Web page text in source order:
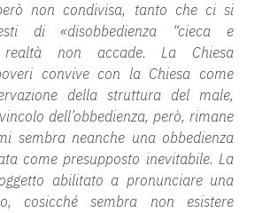
non condivisa, tanto che ci si
di «disobbedienza “cieca e
non accade. La Chiesa
convive con la Chiesa come
della struttura del male,
dell’obbedienza, però, rimane
sembra neanche una obbedienza
come presupposto inevitabile. La
abilitato a pronunciare una
cosicché sembra non esistere